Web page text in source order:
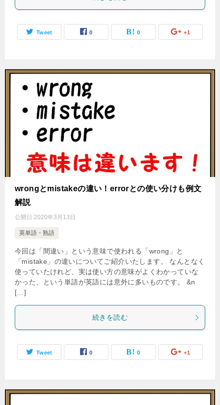
Tweet 0 0 +1
wrongとmistakeの違い！errorとの使い分けも例文
解説
公開日:2020年3月13日
英単語・熟語
今回は「間違い」という意味で使われる「wrong」と
「mistake」の違いについてご紹介いたします。 なんとなく
使っていたけれど、実は使い方の意味がよくわかっていな
かった、という単語が英語には意外に多いものです。 &n
[…]
続きを読む
Tweet 0 0 +1